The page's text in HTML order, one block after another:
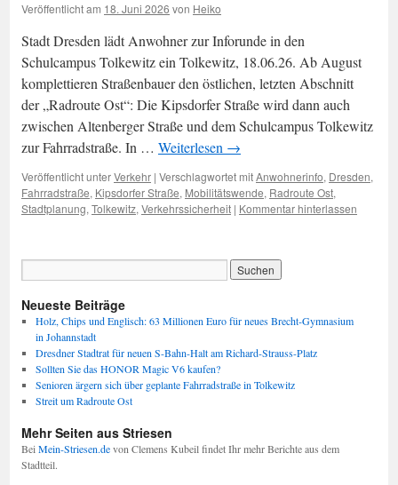
Veröffentlicht am 18. Juni 2026 von Heiko
Stadt Dresden lädt Anwohner zur Inforunde in den
Schulcampus Tolkewitz ein Tolkewitz, 18.06.26. Ab August
komplettieren Straßenbauer den östlichen, letzten Abschnitt
der „Radroute Ost“: Die Kipsdorfer Straße wird dann auch
zwischen Altenberger Straße und dem Schulcampus Tolkewitz
zur Fahrradstraße. In … Weiterlesen →
Veröffentlicht unterVerkehr | Verschlagwortet mitAnwohnerinfo, Dresden,
Fahrradstraße, Kipsdorfer Straße, Mobilitätswende, Radroute Ost,
Stadtplanung, Tolkewitz, Verkehrssicherheit | Kommentar hinterlassen
Neueste Beiträge
Holz, Chips und Englisch: 63 Millionen Euro für neues Brecht-Gymnasium
in Johannstadt
Dresdner Stadtrat für neuen S-Bahn-Halt am Richard-Strauss-Platz
Sollten Sie das HONOR Magic V6 kaufen?
Senioren ärgern sich über geplante Fahrradstraße in Tolkewitz
Streit um Radroute Ost
Mehr Seiten aus Striesen
Bei Mein-Striesen.devon Clemens Kubeil findet Ihr mehr Berichte aus dem
Stadtteil.